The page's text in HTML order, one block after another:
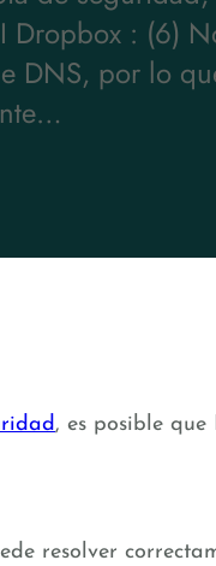
Dropbox : (6)
DNS, por lo
, es posible
resolver